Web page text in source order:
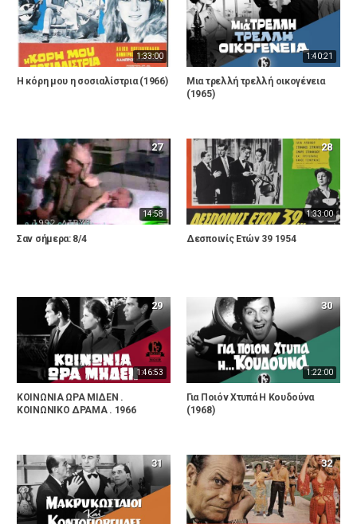
1:33:00
Η κόρη μου η σοσιαλίστρια (1966)
1:40:21
Μια τρελλή τρελλή οικογένεια
(1965)
14:58
27
Σαν σήμερα: 8/4
1:33:00
28
Δεσποινίς Ετών 39 1954
1:46:53
29
ΚΟΙΝΩΝΙΑ ΩΡΑ ΜΙΔΕΝ .
ΚΟΙΝΩΝΙΚΟ ΔΡΑΜΑ . 1966
1:22:00
30
Για Ποιόν Χτυπά Η Κουδούνα
(1968)
31 32